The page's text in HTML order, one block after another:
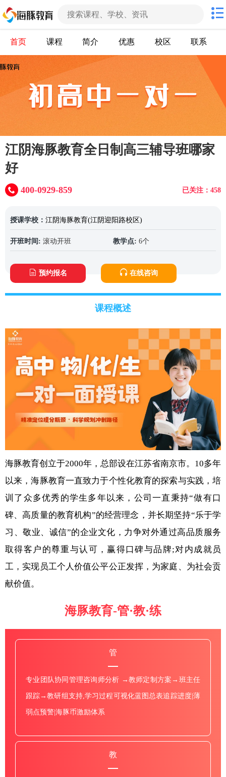
首页 课程 简介 优惠 校区 联系
江阴海豚教育全日制高三辅导班哪家
好
已关注：458
400-0929-859
授课学校： 江阴海豚教育(江阴迎阳路校区)
开班时间: 滚动开班 教学点: 6个
预约报名 在线咨询
课程概述
海豚教育创立于2000年，总部设在江苏省南京市。10多年
以来，海豚教育一直致力于个性化教育的探索与实践，培
训了众多优秀的学生多年以来，公司一直秉持“做有口
碑、高质量的教育机构”的经营理念，并长期坚持“乐于学
习、敬业、诚信”的企业文化，力争对外通过高品质服务
取得客户的尊重与认可，赢得口碑与品牌;对内成就员
工，实现员工个人价值公平公正发挥，为家庭、为社会贡
献价值。
海豚教育-管·教·练
管
专业团队协同管理咨询师分析 →教师定制方案→班主任
跟踪→教研组支持,学习过程可视化蓝图总表追踪进度|薄
弱点预警|海豚币激励体系
教